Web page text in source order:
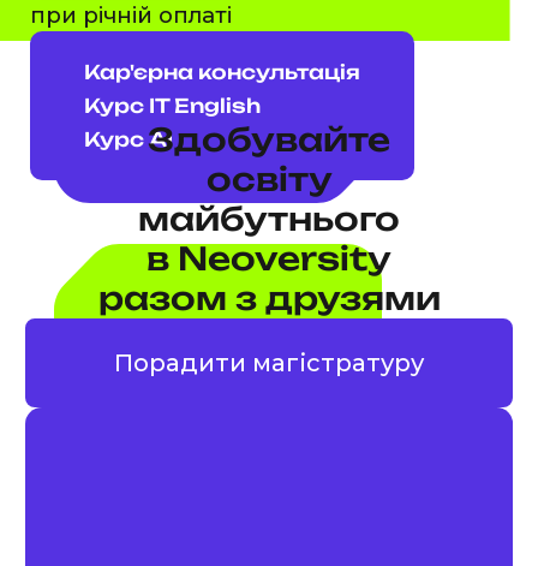
Це Макс. Він порадив
магістратуру в LinkedIn та
розповів більше друзям.
вступили на AI&ML, а
при річній оплаті
Кар'єрна консультація
Курс IT English
Курс AIЗдобувайте
освіту
майбутнього
в Neoversity
разом з друзями
Порадити магістратуру